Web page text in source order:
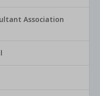
Association